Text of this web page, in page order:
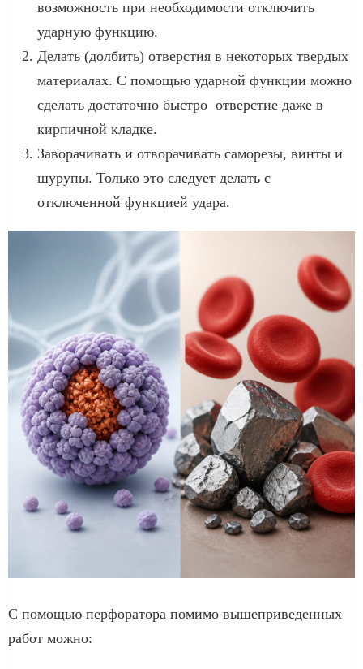
возможность при необходимости отключить
ударную функцию.
Делать (долбить) отверстия в некоторых твердых
материалах. С помощью ударной функции можно
сделать достаточно быстро отверстие даже в
кирпичной кладке.
Заворачивать и отворачивать саморезы, винты и
шурупы. Только это следует делать с
отключенной функцией удара.
С помощью перфоратора помимо вышеприведенных
работ можно: